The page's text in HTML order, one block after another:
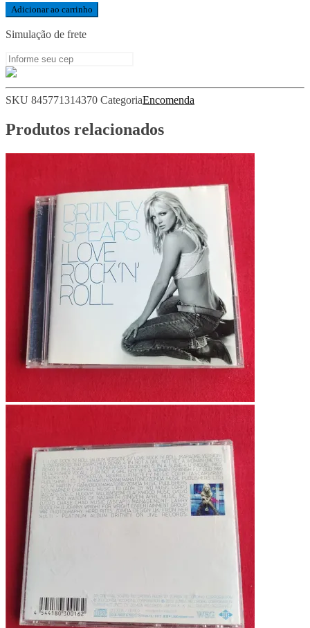
Britney
Spears
quantidade
Adicionar ao carrinho
Simulação de frete
SKU 845771314370 CategoriaEncomenda
Produtos relacionados